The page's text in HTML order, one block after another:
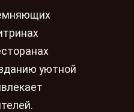
уютной